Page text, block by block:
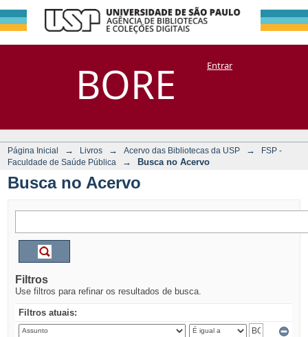
BORE
Busca no Acervo
DSpace/Manakin + CoriscoEntrar
Página Inicial → Livros → Acervo das Bibliotecas da USP →
FSP -
Faculdade de Saúde Pública
→ Busca no Acervo
Busca no Acervo
Filtros
Use filtros para refinar os resultados de busca.
Filtros atuais: